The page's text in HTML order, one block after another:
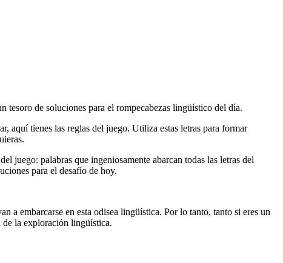
tesoro de soluciones para el rompecabezas lingüístico del día.
aquí tienes las reglas del juego. Utiliza estas letras para formar
juego: palabras que ingeniosamente abarcan todas las letras del
para el desafío de hoy.
a embarcarse en esta odisea lingüística. Por lo tanto, tanto si eres un
de la exploración lingüística.